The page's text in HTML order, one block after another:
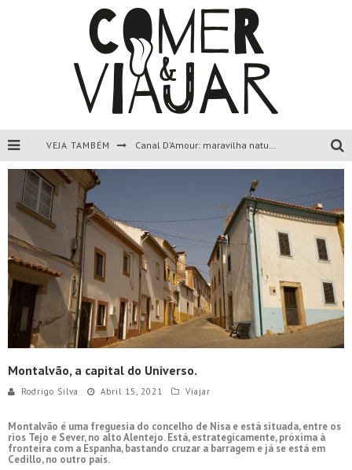
VEJA TAMBÉM Canal D’Amour: maravilha natural de Corfu, Grécia.
Paleokastritsa, Corfu, Grécia.
Montalvão, a capital do Universo.
Rodrigo Silva Abril 15, 2021 Viajar
Montalvão é uma freguesia do concelho de Nisa e está situada, entre os
rios Tejo e Sever, no alto Alentejo. Está, estrategicamente, próxima à
fronteira com a Espanha, bastando cruzar a barragem e já se está em
Cedillo, no outro país.